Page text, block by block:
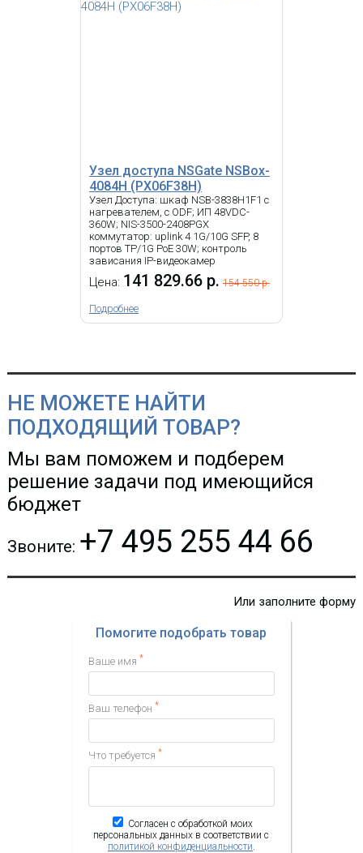
Узел доступа NSGate NSBox-
4084H (PX06F38H)
Узел Доступа: шкаф NSB-3838H1F1 с
нагревателем, с ODF; ИП 48VDC-
360W; NIS-3500-2408PGX
коммутатор: uplink 4 1G/10G SFP, 8
портов TP/1G PoE 30W; контроль
зависания IP-видеокамер
Цена: 141 829.66 р. 154 550 р.
Подробнее
НЕ МОЖЕТЕ НАЙТИ
ПОДХОДЯЩИЙ ТОВАР?
Мы вам поможем и подберем
решение задачи под имеющийся
бюджет
Звоните: +7 495 255 44 66
Или заполните форму
Помогите подобрать товар
Ваше имя *
Ваш телефон *
Что требуется *
Согласен с обработкой моих
персональных данных в соответствии с
политикой конфиденциальности